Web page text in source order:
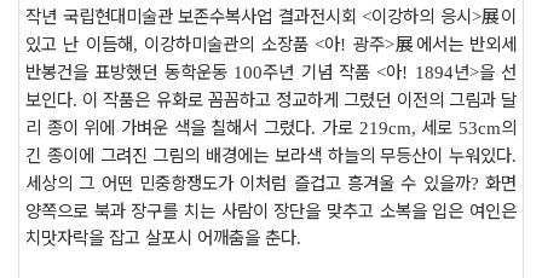
작년 국립현대미술관 보존수복사업 결과전시회<이강하의 응시>展이
있고 난 이듬해, 이강하미술관의 소장품<아! 광주>展에서는 반외세
반봉건을 표방했던 동학운동 100주년 기념 작품<아! 1894년>을 선
보인다. 이 작품은 유화로 꼼꼼하고 정교하게 그렸던 이전의 그림과 달
리 종이 위에 가벼운 색을 칠해서 그렸다. 가로 219cm, 세로 53cm의
긴 종이에 그려진 그림의 배경에는 보라색 하늘의 무등산이 누워있다.
세상의 그 어떤 민중항쟁도가 이처럼 즐겁고 흥겨울 수 있을까?화면
양쪽으로 북과 장구를 치는 사람이 장단을 맞추고 소복을 입은 여인은
치맛자락을 잡고 살포시 어깨춤을 춘다.